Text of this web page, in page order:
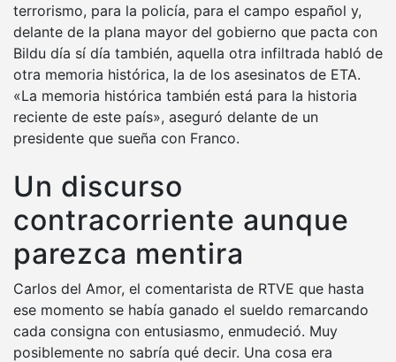
terrorismo, para la policía, para el campo español y,
delante de la plana mayor del gobierno que pacta con
Bildu día sí día también, aquella otra infiltrada habló de
otra memoria histórica, la de los asesinatos de ETA.
«La memoria histórica también está para la historia
reciente de este país», aseguró delante de un
presidente que sueña con Franco.
Un discurso
contracorriente aunque
parezca mentira
Carlos del Amor, el comentarista de RTVE que hasta
ese momento se había ganado el sueldo remarcando
cada consigna con entusiasmo, enmudeció. Muy
posiblemente no sabría qué decir. Una cosa era